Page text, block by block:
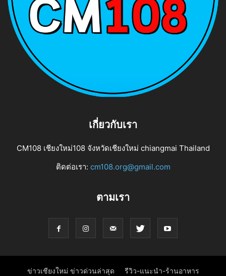
เกี่ยวกับเรา
CM108 เชียงใหม่108 จังหวัดเชียงใหม่ chiangmai Thailand
ติดต่อเรา: cm108.org@gmail.com
ตามเรา
ข่าวเชียงใหม่ ข่าวด่วนล่าสุด รีวิว-แนะนำ-ร้านอาหาร